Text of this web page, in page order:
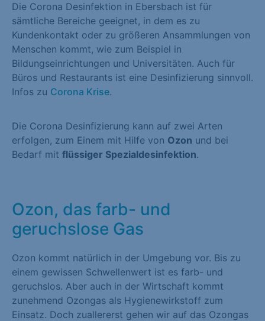
Die Corona Desinfektion in Ebersbach ist für
sämtliche Bereiche geeignet, in dem es zu
Kundenkontakt oder zu größeren Ansammlungen von
Menschen kommt, wie zum Beispiel in
Bildungseinrichtungen und Universitäten. Auch für
Büros und Restaurants ist eine Desinfizierung sinnvoll.
Infos zu Corona Krise.
Die Corona Desinfizierung kann auf zwei Arten
erfolgen, zum Einem mit Hilfe von Ozon und bei
Bedarf mit flüssiger Spezialdesinfektion.
Ozon, das farb- und
geruchslose Gas
Ozon kommt natürlich in der Umgebung vor. Bis zu
einem gewissen Schwellenwert ist es farb- und
geruchslos. Aber auch in der Wirtschaft kommt
zunehmend Ozongas als Hygienewirkstoff zum
Einsatz. Doch zuallererst gehen wir auf das Ozongas